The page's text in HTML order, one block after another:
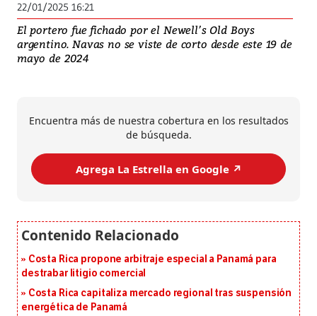
22/01/2025 16:21
El portero fue fichado por el Newell’s Old Boys
argentino. Navas no se viste de corto desde este 19 de
mayo de 2024
Encuentra más de nuestra cobertura en los resultados
de búsqueda.
Agrega La Estrella en Google ↗️
Costa Rica propone arbitraje especial a Panamá para
destrabar litigio comercial
Costa Rica capitaliza mercado regional tras suspensión
energética de Panamá